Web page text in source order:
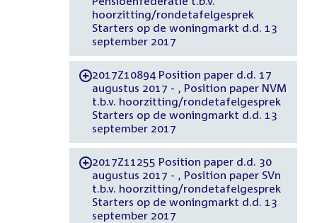
hoorzitting/rondetafelgesprek
Starters op de woningmarkt d.d. 13
september 2017
-2017Z10894 Position paper d.d. 17
augustus 2017 - , Position paper NVM
t.b.v. hoorzitting/rondetafelgesprek
Starters op de woningmarkt d.d. 13
september 2017
-2017Z11255 Position paper d.d. 30
augustus 2017 - , Position paper SVn
t.b.v. hoorzitting/rondetafelgesprek
Starters op de woningmarkt d.d. 13
september 2017